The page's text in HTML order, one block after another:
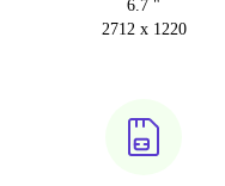
6.7 "
2712 x 1220